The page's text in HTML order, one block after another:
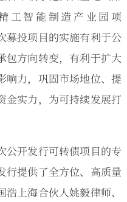
智能制造产业园项
投项目的实施有利于公
包方向转变，有利于扩大
响力，巩固市场地位、提
金实力，为可持续发展打
公开发行可转债项目的专
行提供了全方位、高质量
上海合伙人姚毅律师、